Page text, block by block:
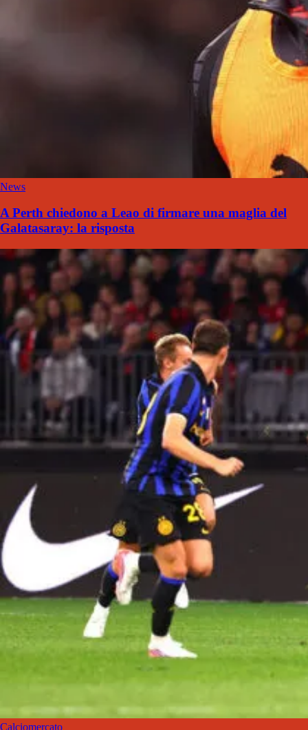
News
A Perth chiedono a Leao di firmare una maglia del
Galatasaray: la risposta
Calciomercato